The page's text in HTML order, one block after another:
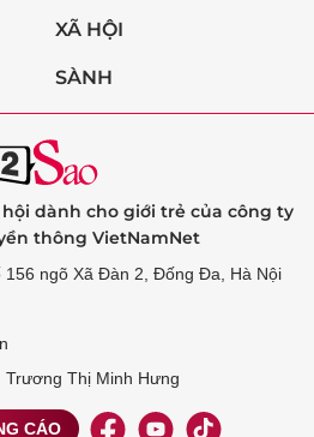
XÃ HỘI
SÀNH
dành cho giới trẻ của công ty
thông VietNamNet
156 ngõ Xã Đàn 2, Đống Đa, Hà Nội
Trương Thị Minh Hưng
CÁO